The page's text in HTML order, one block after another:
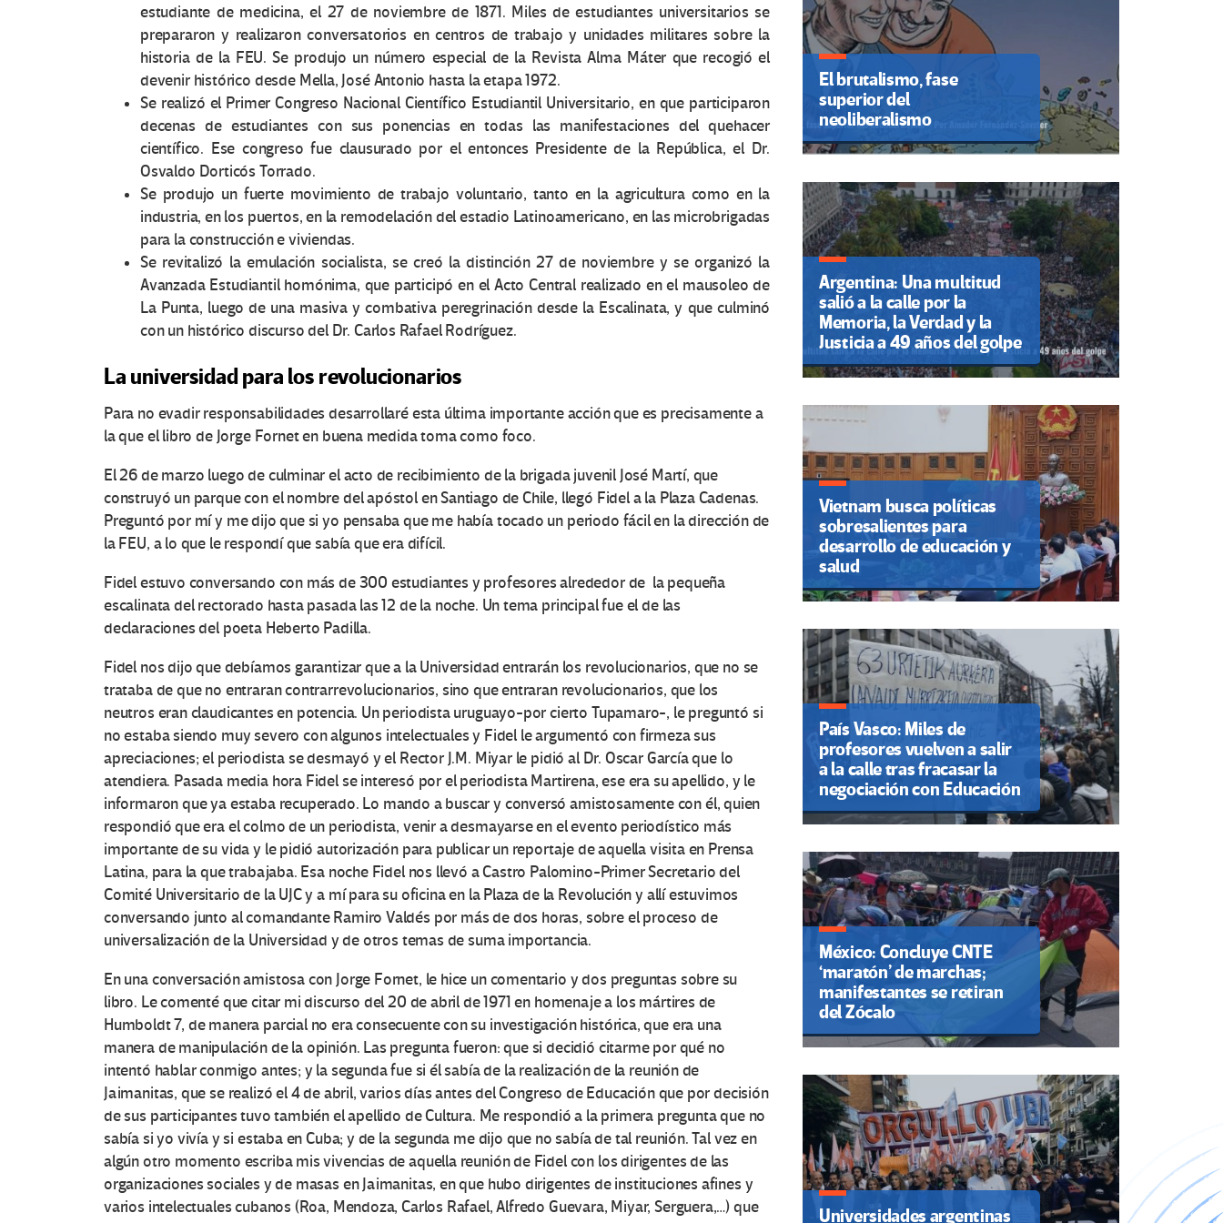
estudiante de medicina, el 27 de noviembre de 1871. Miles de estudiantes universitarios se
prepararon y realizaron conversatorios en centros de trabajo y unidades militares sobre la
historia de la FEU. Se produjo un número especial de la Revista Alma Máter que recogió el
devenir histórico desde Mella, José Antonio hasta la etapa 1972.
Se realizó el Primer Congreso Nacional Científico Estudiantil Universitario, en que participaron
decenas de estudiantes con sus ponencias en todas las manifestaciones del quehacer
científico. Ese congreso fue clausurado por el entonces Presidente de la República, el Dr.
Osvaldo Dorticós Torrado.
Se produjo un fuerte movimiento de trabajo voluntario, tanto en la agricultura como en la
industria, en los puertos, en la remodelación del estadio Latinoamericano, en las microbrigadas
para la construcción e viviendas.
Se revitalizó la emulación socialista, se creó la distinción 27 de noviembre y se organizó la
Avanzada Estudiantil homónima, que participó en el Acto Central realizado en el mausoleo de
La Punta, luego de una masiva y combativa peregrinación desde la Escalinata, y que culminó
con un histórico discurso del Dr. Carlos Rafael Rodríguez.
La universidad para los revolucionarios
Para no evadir responsabilidades desarrollaré esta última importante acción que es precisamente a
la que el libro de Jorge Fornet en buena medida toma como foco.
El 26 de marzo luego de culminar el acto de recibimiento de la brigada juvenil José Martí, que
construyó un parque con el nombre del apóstol en Santiago de Chile, llegó Fidel a la Plaza Cadenas.
Preguntó por mí y me dijo que si yo pensaba que me había tocado un periodo fácil en la dirección de
la FEU, a lo que le respondí que sabía que era difícil.
Fidel estuvo conversando con más de 300 estudiantes y profesores alrededor de la pequeña
escalinata del rectorado hasta pasada las 12 de la noche. Un tema principal fue el de las
declaraciones del poeta Heberto Padilla.
Fidel nos dijo que debíamos garantizar que a la Universidad entrarán los revolucionarios, que no se
trataba de que no entraran contrarrevolucionarios, sino que entraran revolucionarios, que los
neutros eran claudicantes en potencia. Un periodista uruguayo-por cierto Tupamaro-, le preguntó si
no estaba siendo muy severo con algunos intelectuales y Fidel le argumentó con firmeza sus
apreciaciones; el periodista se desmayó y el Rector J.M. Miyar le pidió al Dr. Oscar García que lo
atendiera. Pasada media hora Fidel se interesó por el periodista Martirena, ese era su apellido, y le
informaron que ya estaba recuperado. Lo mando a buscar y conversó amistosamente con él, quien
respondió que era el colmo de un periodista, venir a desmayarse en el evento periodístico más
importante de su vida y le pidió autorización para publicar un reportaje de aquella visita en Prensa
Latina, para la que trabajaba. Esa noche Fidel nos llevó a Castro Palomino-Primer Secretario del
Comité Universitario de la UJC y a mí para su oficina en la Plaza de la Revolución y allí estuvimos
conversando junto al comandante Ramiro Valdés por más de dos horas, sobre el proceso de
universalización de la Universidad y de otros temas de suma importancia.
En una conversación amistosa con Jorge Fornet, le hice un comentario y dos preguntas sobre su
libro. Le comenté que citar mi discurso del 20 de abril de 1971 en homenaje a los mártires de
Humboldt 7, de manera parcial no era consecuente con su investigación histórica, que era una
manera de manipulación de la opinión. Las pregunta fueron: que si decidió citarme por qué no
intentó hablar conmigo antes; y la segunda fue si él sabía de la realización de la reunión de
Jaimanitas, que se realizó el 4 de abril, varios días antes del Congreso de Educación que por decisión
de sus participantes tuvo también el apellido de Cultura. Me respondió a la primera pregunta que no
sabía si yo vivía y si estaba en Cuba; y de la segunda me dijo que no sabía de tal reunión. Tal vez en
algún otro momento escriba mis vivencias de aquella reunión de Fidel con los dirigentes de las
organizaciones sociales y de masas en Jaimanitas, en que hubo dirigentes de instituciones afines y
varios intelectuales cubanos (Roa, Mendoza, Carlos Rafael, Alfredo Guevara, Miyar, Serguera,…) que
El brutalismo, fase
superior del
neoliberalismo
Argentina: Una multitud
salió a la calle por la
Memoria, la Verdad y la
Justicia a 49 años del golpe
Vietnam busca políticas
sobresalientes para
desarrollo de educación y
salud
País Vasco: Miles de
profesores vuelven a salir
a la calle tras fracasar la
negociación con Educación
México: Concluye CNTE
‘maratón’ de marchas;
manifestantes se retiran
del Zócalo
Universidades argentinas